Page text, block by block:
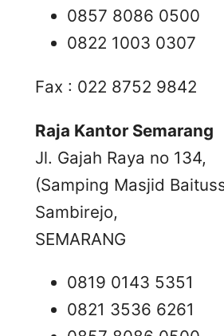
0857 8086 0500
0822 1003 0307
Fax : 022 8752 9842
Raja Kantor Semarang
Jl. Gajah Raya no 134,
(Samping Masjid
Sambirejo,
SEMARANG
0819 0143 5351
0821 3536 6261